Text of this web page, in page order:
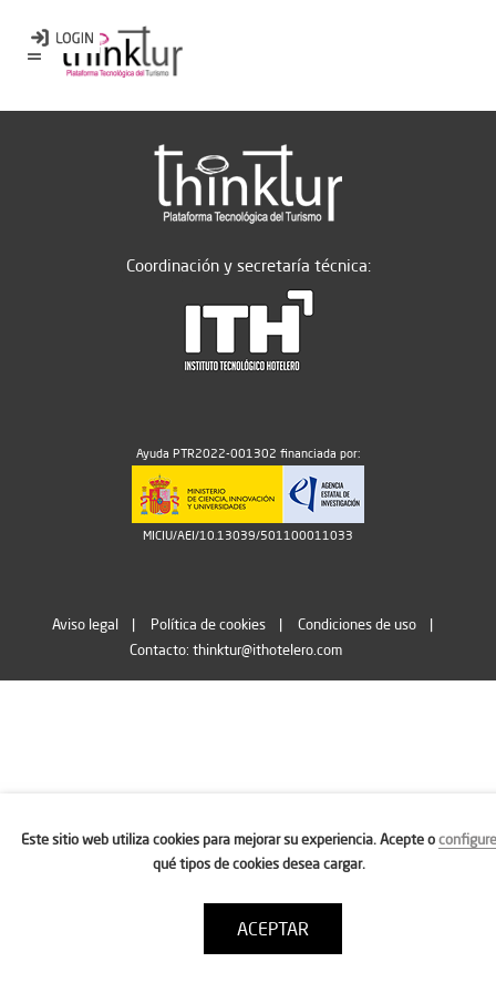
Coordinación y secretaría técnica:
Ayuda PTR2022-001302 financiada por:
MICIU/AEI/10.13039/501100011033
Aviso legal Política de cookies
Condiciones de uso
Contacto: thinktur@ithotelero.com
Este sitio web utiliza cookies para mejorar su experiencia. Acepte oconfigure
qué tipos de cookies desea cargar.
ACEPTAR